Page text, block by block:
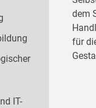
dem
für
IT-